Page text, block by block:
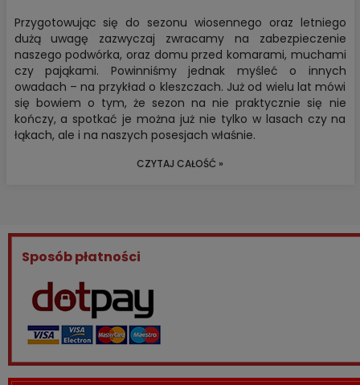
Przygotowując się do sezonu wiosennego oraz letniego
dużą uwagę zazwyczaj zwracamy na zabezpieczenie
naszego podwórka, oraz domu przed komarami, muchami
czy pająkami. Powinniśmy jednak myśleć o innych
owadach – na przykład o kleszczach. Już od wielu lat mówi
się bowiem o tym, że sezon na nie praktycznie się nie
kończy, a spotkać je można już nie tylko w lasach czy na
łąkach, ale i na naszych posesjach właśnie.
CZYTAJ CAŁOŚĆ »
Sposób płatności